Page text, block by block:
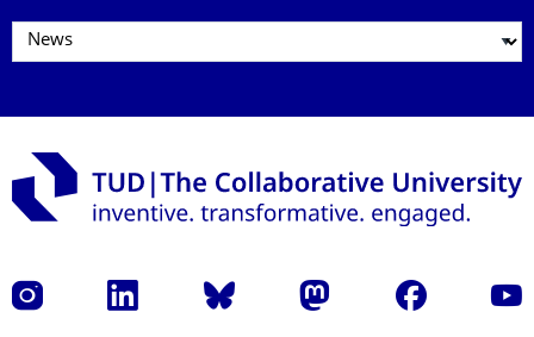
Instagram LinkedIn Bluesky Mastodon Facebook